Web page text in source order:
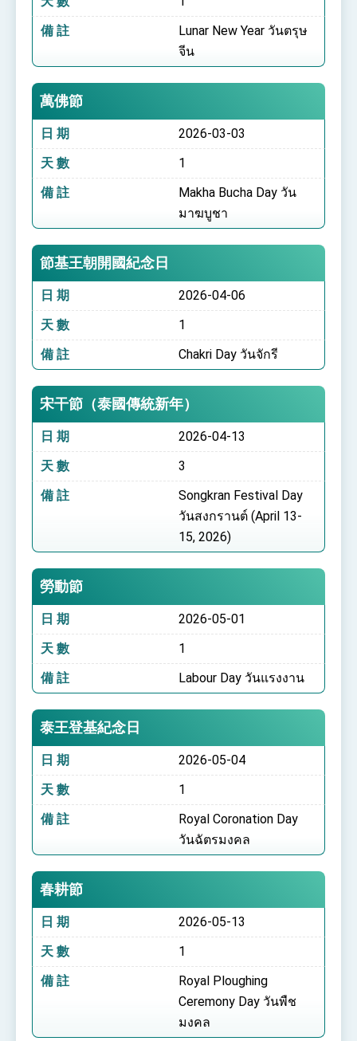
策略小組」跨部會會議
民調顯示多數國人滿意政府外交表現，高度支持
「總合外交」與台歐美日關係深化
總統以「韌性之島，希望之光」為題發表2026新
年談話
變局中 奮起的新臺灣 總統發表國慶演說
總統發表執政周年談話 盼面對未來挑戰 堅持
團結 迎風轉型 穩健前行
賴總統就職演說影片
外交部重要言論
我國政府將在美國亞利桑納州設立「駐鳳凰城辦
事處」，進一步深化台美交流合作
備 註
Lunar New Year วันตรุษ
จีน
萬佛節
日 期
2026-03-03
天 數
1
備 註
Makha Bucha Day วัน
มาฆบูชา
節基王朝開國紀念日
日 期
2026-04-06
天 數
1
備 註
Chakri Day วันจักรี
宋干節（泰國傳統新年）
日 期
2026-04-13
天 數
3
備 註
Songkran Festival Day
วันสงกรานต์ (April 13-
15, 2026)
勞動節
日 期
2026-05-01
天 數
1
備 註
Labour Day วันแรงงาน
泰王登基紀念日
日 期
2026-05-04
天 數
1
備 註
Royal Coronation Day
วันฉัตรมงคล
春耕節
日 期
2026-05-13
天 數
1
備 註
Royal Ploughing
Ceremony Day วันพืช
มงคล